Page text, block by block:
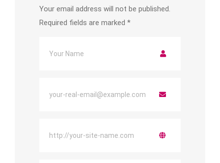
Your email address will not be published.
Required fields are marked *